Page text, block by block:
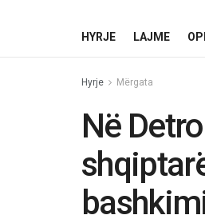
HYRJE LAJME
Hyrje Mërgata
Në